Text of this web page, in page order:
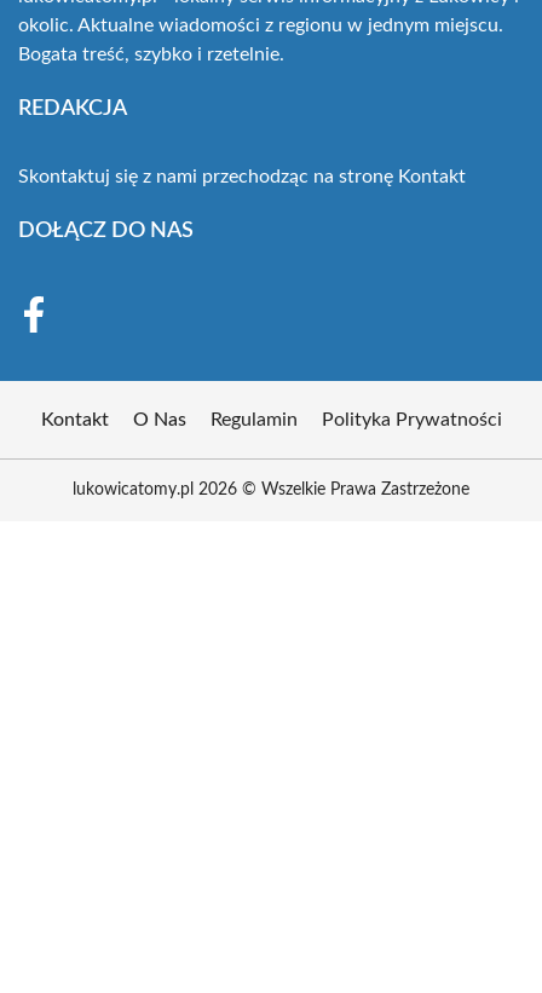
okolic. Aktualne wiadomości z regionu w jednym miejscu.
Bogata treść, szybko i rzetelnie.
REDAKCJA
Skontaktuj się z nami przechodząc na stronę Kontakt
DOŁĄCZ DO NAS
Kontakt O Nas Regulamin Polityka Prywatności
lukowicatomy.pl 2026 © Wszelkie Prawa Zastrzeżone